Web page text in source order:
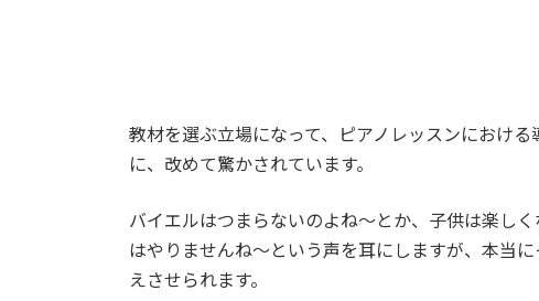
教材を選ぶ立場になって、ピアノレッスンにおけ
に、改めて驚かされています。
バイエルはつまらないのよね～とか、子供は楽し
はやりませんね～という声を耳にしますが、本当
えさせられます。